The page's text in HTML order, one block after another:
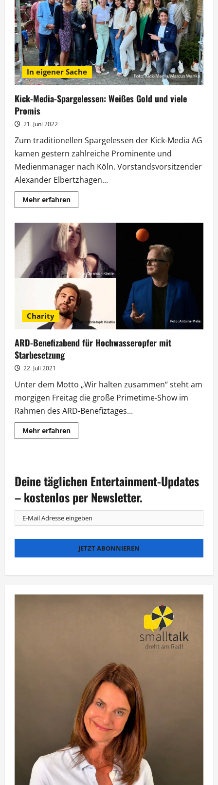
am
7.
Dezember
in
Leipzig
In eigener Sache
Kick-Media-Spargelessen: Weißes Gold und viele
Promis
21. Juni 2022
Zum traditionellen Spargelessen der Kick-Media AG
kamen gestern zahlreiche Prominente und
Medienmanager nach Köln. Vorstandsvorsitzender
Alexander Elbertzhagen...
Mehr erfahrenMehr
Informationen
Media-
Spargelessen:
Weißes
Gold
und
viele
Promis
Charity
ARD-Benefizabend für Hochwasseropfer mit
Starbesetzung
22. Juli 2021
Unter dem Motto „Wir halten zusammen“ steht am
morgigen Freitag die große Primetime-Show im
Rahmen des ARD-Benefiztages...
Mehr erfahrenMehr
Informationen
mit
Starbesetzung
Deine täglichen Entertainment-Updates
– kostenlos per Newsletter.